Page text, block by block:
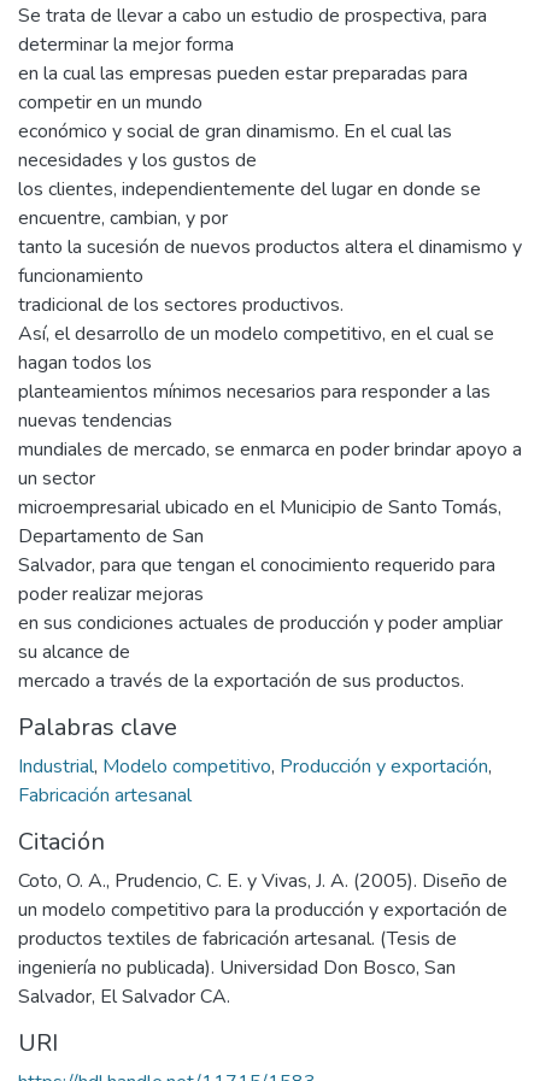
Se trata de llevar a cabo un estudio de prospectiva, para
determinar la mejor forma
en la cual las empresas pueden estar preparadas para
competir en un mundo
económico y social de gran dinamismo. En el cual las
necesidades y los gustos de
los clientes, independientemente del lugar en donde se
encuentre, cambian, y por
tanto la sucesión de nuevos productos altera el dinamismo y
funcionamiento
tradicional de los sectores productivos.
Así, el desarrollo de un modelo competitivo, en el cual se
hagan todos los
planteamientos mínimos necesarios para responder a las
nuevas tendencias
mundiales de mercado, se enmarca en poder brindar apoyo a
un sector
microempresarial ubicado en el Municipio de Santo Tomás,
Departamento de San
Salvador, para que tengan el conocimiento requerido para
poder realizar mejoras
en sus condiciones actuales de producción y poder ampliar
su alcance de
mercado a través de la exportación de sus productos.
Palabras clave
Industrial, Modelo competitivo, Producción y exportación,
Fabricación artesanal
Citación
Coto, O. A., Prudencio, C. E. y Vivas, J. A. (2005). Diseño de
un modelo competitivo para la producción y exportación de
productos textiles de fabricación artesanal. (Tesis de
ingeniería no publicada). Universidad Don Bosco, San
Salvador, El Salvador CA.
URI